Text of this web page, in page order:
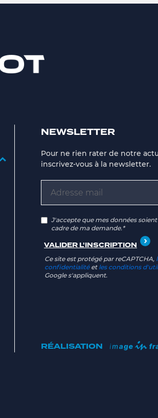
NEWSLETTER
Pour ne rien rater de notre
inscrivez-vous à la newsletter.
J'accepte que mes données
cadre de ma demande.*
Ce site est protégé par reCAPTCHA,
confidentialitéet les conditions
Google s'appliquent.
RÉALISATION